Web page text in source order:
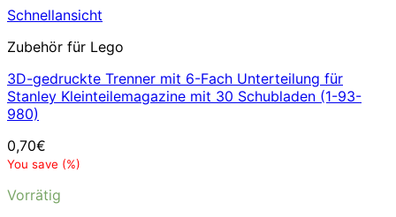
Schnellansicht
Zubehör für Lego
3D-gedruckte Trenner mit 6-Fach Unterteilung für
Stanley Kleinteilemagazine mit 30 Schubladen (1-93-
980)
0,70€
You save (%)
Vorrätig